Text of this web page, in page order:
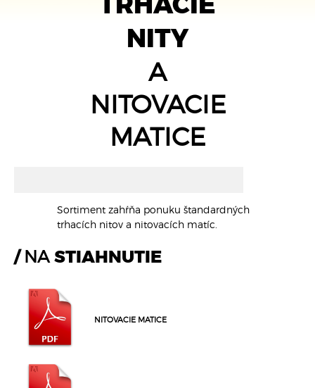
NITY
A
NITOVACIE
MATICE
Sortiment zahŕňa ponuku štandardných
trhacích nitov a nitovacích matíc.
NA STIAHNUTIE
NITOVACIE MATICE